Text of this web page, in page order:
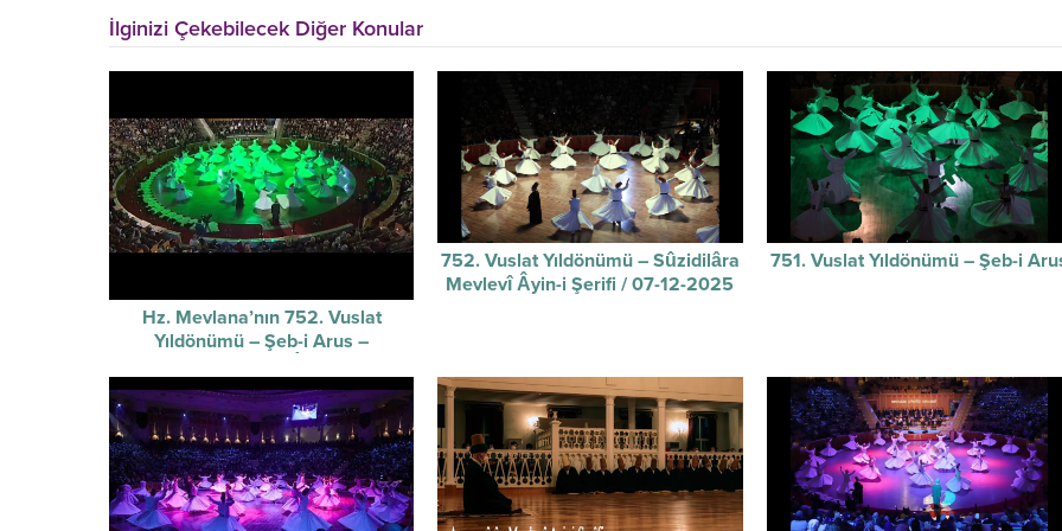
İlginizi Çekebilecek Diğer Konular
Hz. Mevlana’nın 752. Vuslat
Yıldönümü – Şeb-i Arus –
752. Vuslat Yıldönümü – Sûzidilâra
Mevlevî Âyin-i Şerifi / 07-12-2025
751. Vuslat Yıldönümü – Şeb-i